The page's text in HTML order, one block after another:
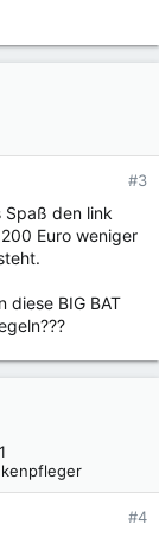
#3
Spaß den link
Euro weniger
diese BIG BAT
#4